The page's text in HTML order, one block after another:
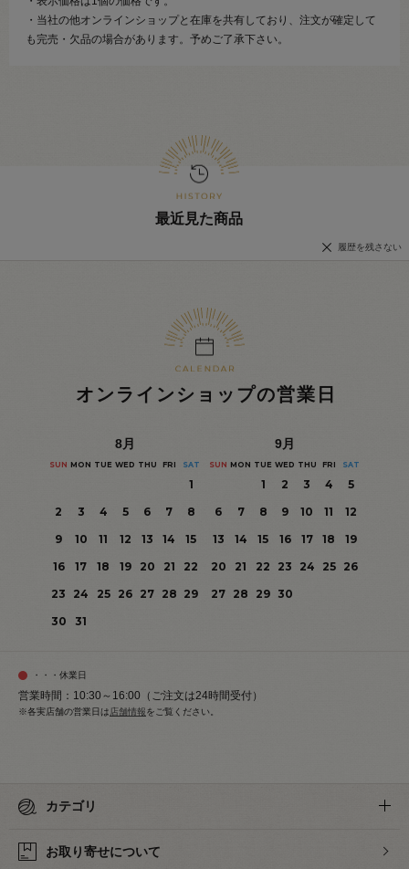
・当社の他オンラインショップと在庫を共有しており、注文が確定して
も完売・欠品の場合があります。予めご了承下さい。
最近見た商品
履歴を残さない
オンラインショップの営業日
8月
SUN MON TUE WED THU FRI SAT
1
2
3 4 5 6 7
8
9
10 11 12 13 14
15
16
17 18 19 20 21
22
23
24 25 26 27 28 29
30
31
9月
SUN MON TUE WED THU FRI SAT
1 2 3 4
5
6
7 8 9 10 11
12
13
14 15 16 17 18
19
20
21 22 23 24 25
26
27 28 29 30
・・・休業日
営業時間：10:30～16:00（ご注文は24時間受付）
※各実店舗の営業日は 店舗情報をご覧ください。
カテゴリ
お取り寄せについて